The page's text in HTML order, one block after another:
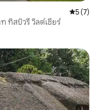
คะแนนเฉ
5 (7)
ทิสบิวรี วิลต์เชียร์